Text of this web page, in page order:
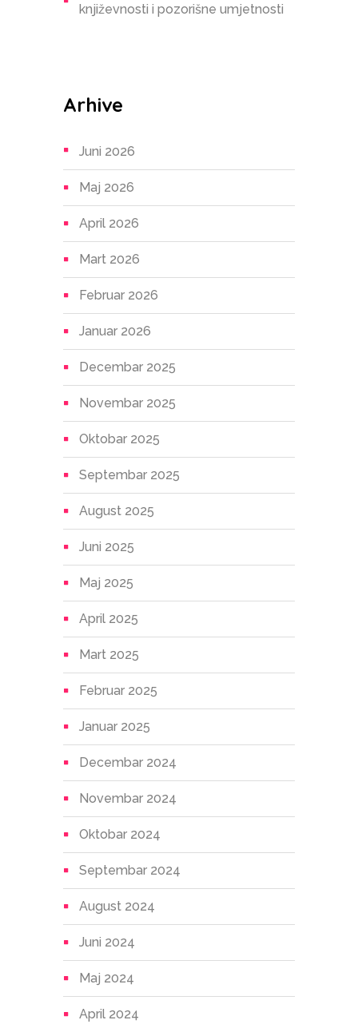
književnosti i pozorišne umjetnosti
Arhive
Juni 2026
Maj 2026
April 2026
Mart 2026
Februar 2026
Januar 2026
Decembar 2025
Novembar 2025
Oktobar 2025
Septembar 2025
August 2025
Juni 2025
Maj 2025
April 2025
Mart 2025
Februar 2025
Januar 2025
Decembar 2024
Novembar 2024
Oktobar 2024
Septembar 2024
August 2024
Juni 2024
Maj 2024
April 2024